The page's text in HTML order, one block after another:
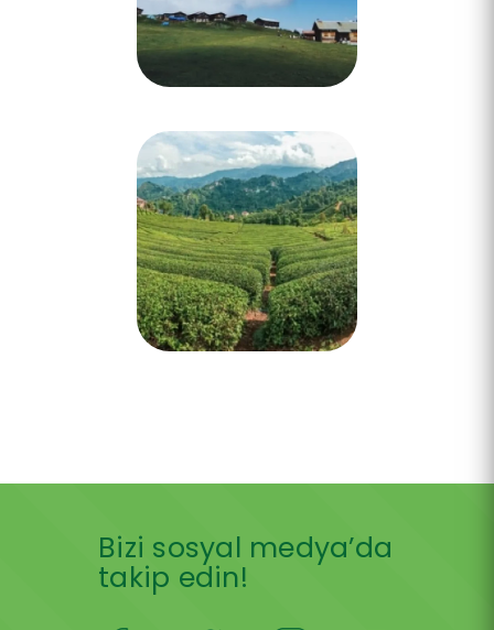
Bizi sosyal medya’da
takip edin!